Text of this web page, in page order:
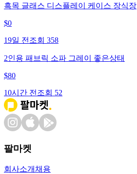
흑목 글래스 디스플레이 케이스 장식장
$0
19일 전 조회 358
2인용 패브릭 소파 그레이 좋은상태
$80
10시간 전 조회 52
팔마켓
회사소개 채용